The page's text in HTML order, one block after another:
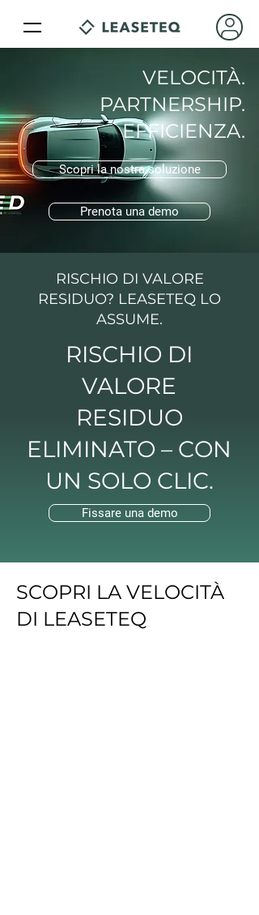
VELOCITÀ.
PARTNERSHIP.
EFFICIENZA.
Scopri la nostra soluzione
Prenota una demo
RISCHIO DI VALORE
RESIDUO? LEASETEQ LO
ASSUME.
RISCHIO DI
VALORE
RESIDUO
ELIMINATO – CON
UN SOLO CLIC.
Fissare una demo
SCOPRI LA VELOCITÀ
DI LEASETEQ